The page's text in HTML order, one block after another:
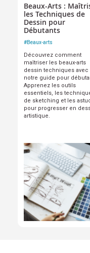
Beaux-Arts :
les Techniques de
Dessin pour
Débutants
#Beaux-arts
Découvrez comment
maîtriser les beaux-arts
dessin techniques avec
notre guide pour
Apprenez les outils
essentiels, les
de sketching et les
pour progresser en
artistique.